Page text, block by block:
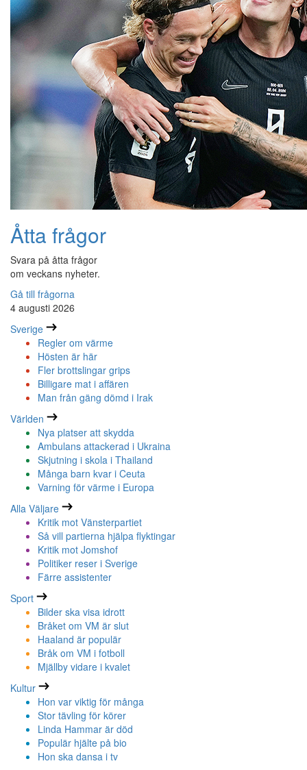
Åtta frågor
Svara på åtta frågor
om veckans nyheter.
Gå till frågorna
4 augusti 2026
Sverige
Regler om värme
Hösten är här
Fler brottslingar grips
Billigare mat i affären
Man från gäng dömd i Irak
Världen
Nya platser att skydda
Ambulans attackerad i Ukraina
Skjutning i skola i Thailand
Många barn kvar i Ceuta
Varning för värme i Europa
Alla Väljare
Kritik mot Vänsterpartiet
Så vill partierna hjälpa flyktingar
Kritik mot Jomshof
Politiker reser i Sverige
Färre assistenter
Sport
Bilder ska visa idrott
Bråket om VM är slut
Haaland är populär
Bråk om VM i fotboll
Mjällby vidare i kvalet
Kultur
Hon var viktig för många
Stor tävling för körer
Linda Hammar är död
Populär hjälte på bio
Hon ska dansa i tv